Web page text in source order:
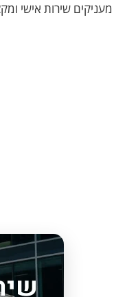
מעניקים שירות אישי